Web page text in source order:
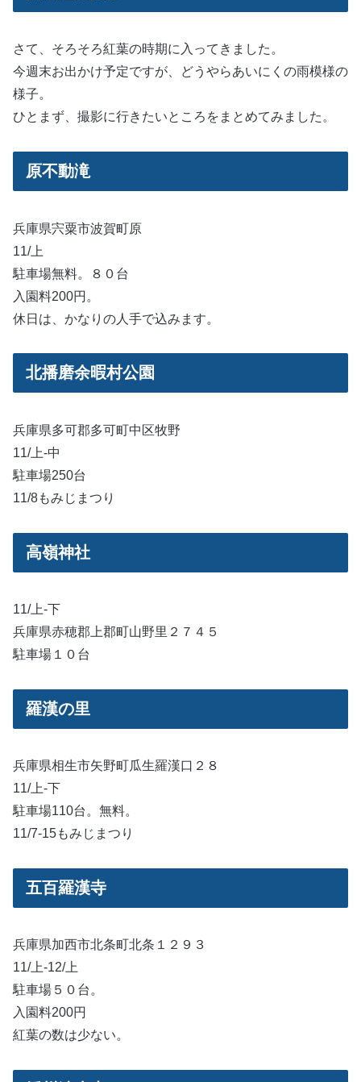
さて、そろそろ紅葉の時期に入ってきました。
今週末お出かけ予定ですが、どうやらあいにくの雨模様の
様子。
ひとまず、撮影に行きたいところをまとめてみました。
原不動滝
兵庫県宍粟市波賀町原
11/上
駐車場無料。８０台
入園料200円。
休日は、かなりの人手で込みます。
北播磨余暇村公園
兵庫県多可郡多可町中区牧野
11/上-中
駐車場250台
11/8もみじまつり
高嶺神社
11/上-下
兵庫県赤穂郡上郡町山野里２７４５
駐車場１０台
羅漢の里
兵庫県相生市矢野町瓜生羅漢口２８
11/上-下
駐車場110台。無料。
11/7-15もみじまつり
五百羅漢寺
兵庫県加西市北条町北条１２９３
11/上-12/上
駐車場５０台。
入園料200円
紅葉の数は少ない。